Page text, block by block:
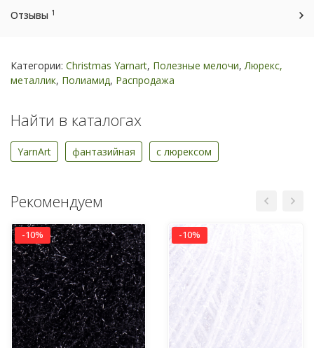
Отзывы 1
Категории: Christmas Yarnart, Полезные мелочи,Люрекс,
металлик, Полиамид, Распродажа
Найти в каталогах
YarnArt фантазийная с люрексом
Рекомендуем
-10% -10%